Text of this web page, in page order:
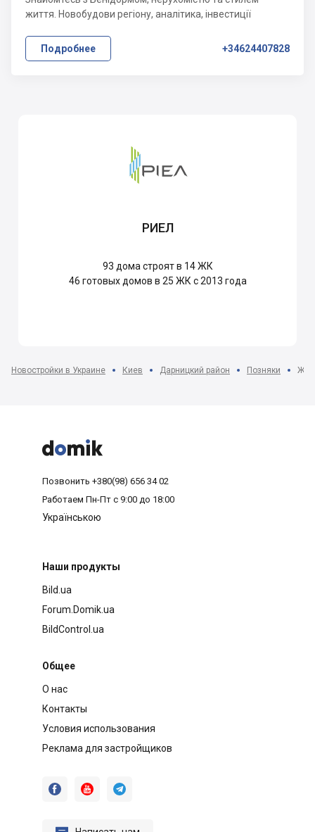
життя. Новобудови регіону, аналітика, інвестиції
Подробнее +34624407828
РИЕЛ
93 дома строят в 14 ЖК
46 готовых домов в 25 ЖК с 2013 года
Новостройки в Украине Киев Дарницкий район Позняки ЖК



Позвонить +380(98) 656 34 02
Работаем Пн-Пт с 9:00 до 18:00
Українською
Наши продукты
Bild.ua
Forum.Domik.ua
BildControl.ua
Общее
О нас
Контакты
Условия использования
Реклама для застройщиков
  